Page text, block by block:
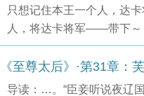
只想记住本王一个人，达
人，将达卡将军——带下
《至尊太后》·第31章：
导读：…。“臣妾听说夜辽